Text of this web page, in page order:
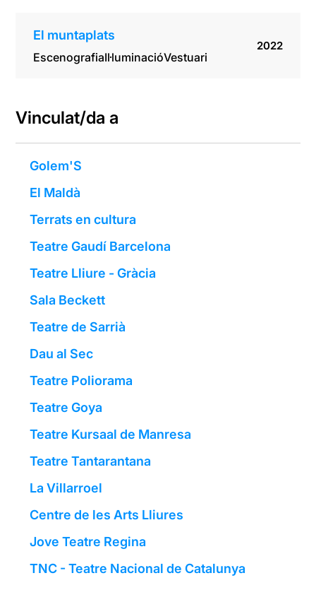
El muntaplats
EscenografiaIl·luminacióVestuari
2022
Vinculat/da a
Golem'S
El Maldà
Terrats en cultura
Teatre Gaudí Barcelona
Teatre Lliure - Gràcia
Sala Beckett
Teatre de Sarrià
Dau al Sec
Teatre Poliorama
Teatre Goya
Teatre Kursaal de Manresa
Teatre Tantarantana
La Villarroel
Centre de les Arts Lliures
Jove Teatre Regina
TNC - Teatre Nacional de Catalunya